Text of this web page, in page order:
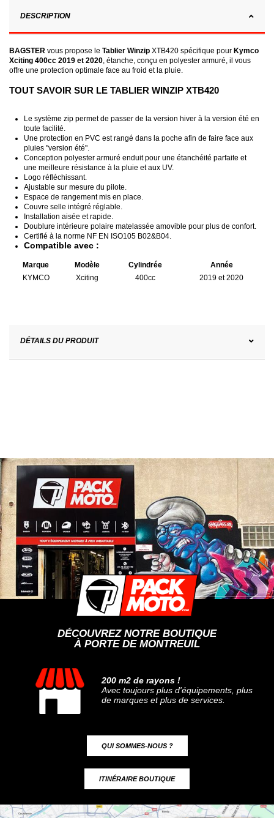
DESCRIPTION
BAGSTER vous propose le Tablier Winzip XTB420 spécifique pour Kymco
Xciting 400cc 2019 et 2020 , étanche, conçu en polyester armuré, il vous
offre une protection optimale face au froid et la pluie.
TOUT SAVOIR SUR LE TABLIER WINZIP XTB420
Le système zip permet de passer de la version hiver à la version été en
toute facilité.
Une protection en PVC est rangé dans la poche afin de faire face aux
pluies "version été".
Conception polyester armuré enduit pour une étanchéité parfaite et
une meilleure résistance à la pluie et aux UV.
Logo réfléchissant.
Ajustable sur mesure du pilote.
Espace de rangement mis en place.
Couvre selle intégré réglable.
Installation aisée et rapide.
Doublure intérieure polaire matelassée amovible pour plus de confort.
Certifié à la norme NF EN ISO105 B02&B04.
Compatible avec :
Marque Modèle Cylindrée
Année
KYMCO
Xciting 400cc 2019 et 2020
DÉTAILS DU PRODUIT
DÉCOUVREZ NOTRE BOUTIQUE
À PORTE DE MONTREUIL
200 m2 de rayons !
Avec toujours plus d'équipements, plus
de marques et plus de services.
QUI SOMMES-NOUS ?
ITINÉRAIRE BOUTIQUE